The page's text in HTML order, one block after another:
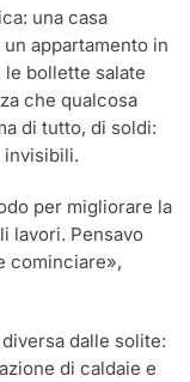
una casa
appartamento in
bollette salate
che qualcosa
di tutto, di soldi:
per migliorare la
lavori. Pensavo
cominciare»,
diversa dalle solite:
di caldaie e